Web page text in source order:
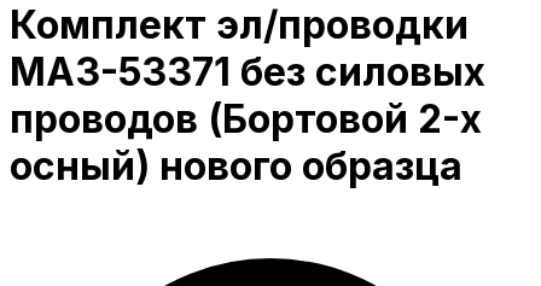
Комплект эл/проводки
МАЗ-53371 без силовых
проводов (Бортовой 2-х
осный) нового образца